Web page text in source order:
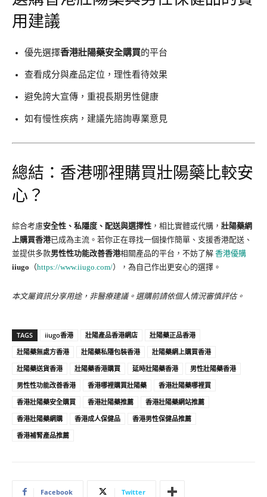
用建議
優先選擇香港壯陽藥安全購買的平台
查看成分與產品定位，理性看待效果
避免誇大宣傳，重視長期男性健康
如有慢性疾病，建議先諮詢專業意見
總結：香港哪裡購買壯陽藥比較安
心？
綜合考慮安全性、私隱度、配送與選擇性 ，相比實體或代購， 壯陽藥網
上購買香港已成為主流。若你正在尋找一個操作簡單、支援香港配送、
並提供多款男性性功能改善香港相關產品的平台，不妨了解 香港優購
iiugo （https://www.iiugo.com/），為自己作出更安心的選擇。
本文屬資訊分享用途，非醫療建議。選購前請依個人情況審慎評估。
TAGS iiugo香港 壯陽產品香港網店
壯陽藥正品香港
壯陽藥無處方香港
壯陽藥私隱包裝香港
壯陽藥網上購買香港
壯陽藥送貨香港
壯陽藥香港購買 延時壯陽藥香港
男性壯陽藥香港
男性性功能改善香港
香港哪裡購買壯陽藥
香港壯陽藥哪裡買
香港壯陽藥安全購買
香港壯陽藥推薦
香港壯陽藥網站推薦
香港壯陽藥網購
香港成人保健品
香港男性保健品推薦
香港補腎產品推薦
Facebook Twitter